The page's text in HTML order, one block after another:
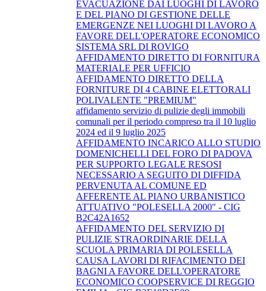
EVACUAZIONE DAI LUOGHI DI LAVORO
E DEL PIANO DI GESTIONE DELLE
EMERGENZE NEI LUOGHI DI LAVORO A
FAVORE DELL'OPERATORE ECONOMICO
SISTEMA SRL DI ROVIGO
AFFIDAMENTO DIRETTO DI FORNITURA
MATERIALE PER UFFICIO
AFFIDAMENTO DIRETTO DELLA
FORNITURE DI 4 CABINE ELETTORALI
POLIVALENTE "PREMIUM"
affidamento servizio di pulizie degli immobili
comunali per il periodo compreso tra il 10 luglio
2024 ed il 9 luglio 2025
AFFIDAMENTO INCARICO ALLO STUDIO
DOMENICHELLI DEL FORO DI PADOVA
PER SUPPORTO LEGALE RESOSI
NECESSARIO A SEGUITO DI DIFFIDA
PERVENUTA AL COMUNE ED
AFFERENTE AL PIANO URBANISTICO
ATTUATIVO "POLESELLA 2000" - CIG
B2C42A1652
AFFIDAMENTO DEL SERVIZIO DI
PULIZIE STRAORDINARIE DELLA
SCUOLA PRIMARIA DI POLESELLA
CAUSA LAVORI DI RIFACIMENTO DEI
BAGNI A FAVORE DELL'OPERATORE
ECONOMICO COOPSERVICE DI REGGIO